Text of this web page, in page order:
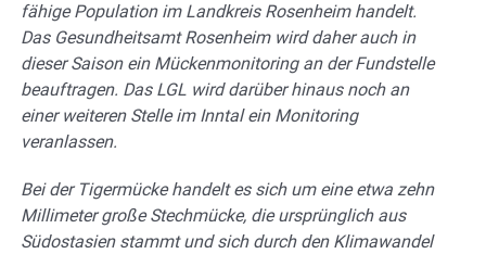
fähige Population im Landkreis Rosenheim handelt.
Das Gesundheitsamt Rosenheim wird daher auch in
dieser Saison ein Mückenmonitoring an der Fundstelle
beauftragen. Das LGL wird darüber hinaus noch an
einer weiteren Stelle im Inntal ein Monitoring
veranlassen.
Bei der Tigermücke handelt es sich um eine etwa zehn
Millimeter große Stechmücke, die ursprünglich aus
Südostasien stammt und sich durch den Klimawandel